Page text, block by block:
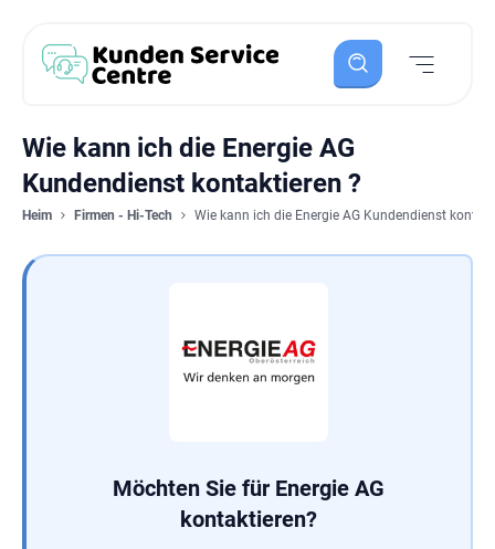
Wie kann ich die Energie AG
Kundendienst kontaktieren ?
Heim Firmen - Hi-Tech Wie kann ich die Energie AG Kundendienst
Möchten Sie für Energie AG
kontaktieren?